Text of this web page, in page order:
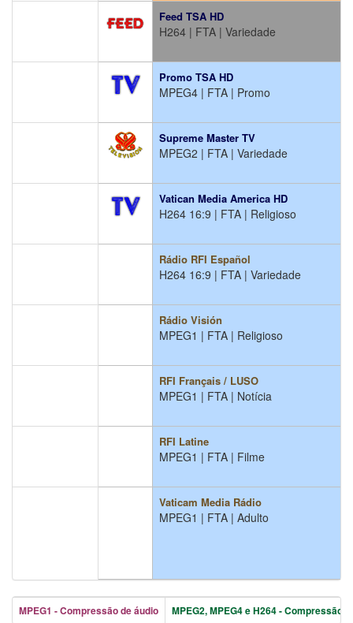
Feed TSA HD
H264 | FTA | Variedade
Promo TSA HD
MPEG4 | FTA | Promo
Supreme Master TV
MPEG2 | FTA | Variedade
Vatican Media America HD
H264 16:9 | FTA | Religioso
Rádio RFI Español
H264 16:9 | FTA | Variedade
Rádio Visión
MPEG1 | FTA | Religioso
RFI Français / LUSO
MPEG1 | FTA | Notícia
RFI Latine
MPEG1 | FTA | Filme
Vaticam Media Rádio
MPEG1 | FTA | Adulto
MPEG1 - Compressão de áudio MPEG2, MPEG4 e H264 - Compressão